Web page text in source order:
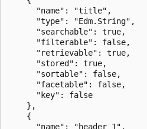
      "name": "title",
      "type": "Edm.String",
      "searchable": true,
      "filterable": false,
      "retrievable": true,
      "stored": true,
      "sortable": false,
      "facetable": false,
      "key": false
    },
    {
      "name": "header_1",